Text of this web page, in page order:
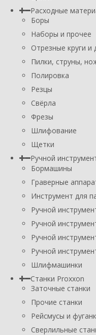
Расходные
Боры
Наборы и прочее
Отрезные круги и
Пилки, струны,
Полировка
Резцы
Свёрла
Фрезы
Шлифование
Щетки
Ручной
Бормашины
Граверные
Инструмент для
Ручной
Ручной
Ручной
Ручной
Шлифмашинки
Станки Proxxon
Заточные станки
Прочие станки
Рейсмусы и
Сверлильные